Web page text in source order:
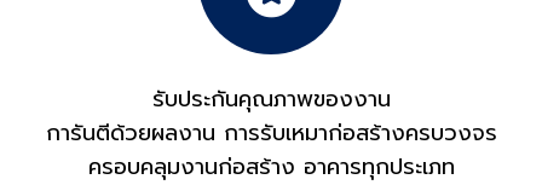
รับประกันคุณภาพของงาน
การันตีด้วยผลงาน การรับเหมาก่อสร้างครบวงจร
ครอบคลุมงานก่อสร้าง อาคารทุกประเภท